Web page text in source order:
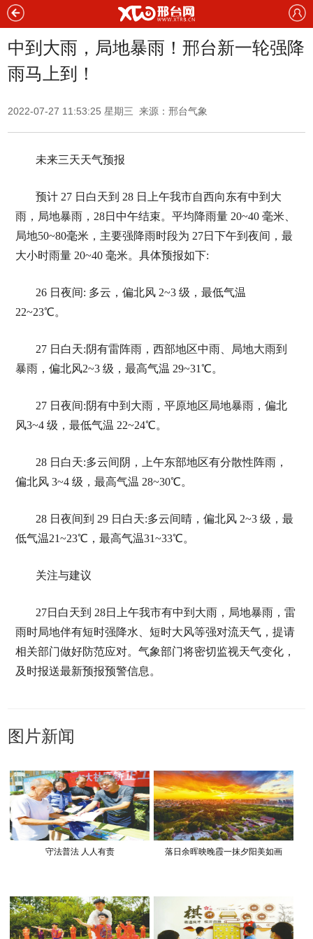
中到大雨，局地暴雨！邢台新一轮强降
雨马上到！
2022-07-27 11:53:25 星期三 来源：邢台气象
未来三天天气预报
预计 27 日白天到 28 日上午我市自西向东有中到大
雨，局地暴雨，28日中午结束。平均降雨量 20~40 毫米、
局地50~80毫米，主要强降雨时段为 27日下午到夜间，最
大小时雨量 20~40 毫米。具体预报如下:
26 日夜间: 多云，偏北风 2~3 级，最低气温
22~23℃。
27 日白天:阴有雷阵雨，西部地区中雨、局地大雨到
暴雨，偏北风2~3 级，最高气温 29~31℃。
27 日夜间:阴有中到大雨，平原地区局地暴雨，偏北
风3~4 级，最低气温 22~24℃。
28 日白天:多云间阴，上午东部地区有分散性阵雨，
偏北风 3~4 级，最高气温 28~30℃。
28 日夜间到 29 日白天:多云间晴，偏北风 2~3 级，最
低气温21~23℃，最高气温31~33℃。
关注与建议
27日白天到 28日上午我市有中到大雨，局地暴雨，雷
雨时局地伴有短时强降水、短时大风等强对流天气，提请
相关部门做好防范应对。气象部门将密切监视天气变化，
及时报送最新预报预警信息。
图片新闻
守法普法 人人有责 落日余晖映晚霞一抹夕阳美如画